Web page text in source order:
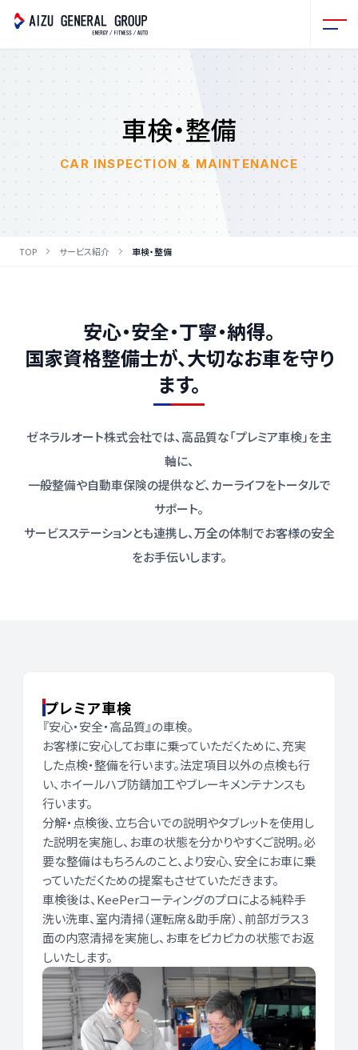
車検・整備
CAR INSPECTION & MAINTENANCE
TOP サービス紹介 車検・整備
安心・安全・丁寧・納得。
国家資格整備士が、大切なお車を守り
ます。
ゼネラルオート株式会社では、高品質な「プレミア車検」を主
軸に、
一般整備や自動車保険の提供など、カーライフをトータルで
サポート。
サービスステーションとも連携し、万全の体制でお客様の安全
をお手伝いします。
プレミア車検
『安心・安全・高品質』の車検。
お客様に安心してお車に乗っていただくために、充実
した点検・整備を行います。法定項目以外の点検も行
い、ホイールハブ防錆加工やブレーキメンテナンスも
行います。
分解・点検後、立ち合いでの説明やタブレットを使用し
た説明を実施し、お車の状態を分かりやすくご説明。必
要な整備はもちろんのこと、より安心、安全にお車に乗
っていただくための提案もさせていただきます。
車検後は、KeePerコーティングのプロによる純粋手
洗い洗車、室内清掃（運転席＆助手席）、前部ガラス３
面の内窓清掃を実施し、お車をピカピカの状態でお返
しいたします。